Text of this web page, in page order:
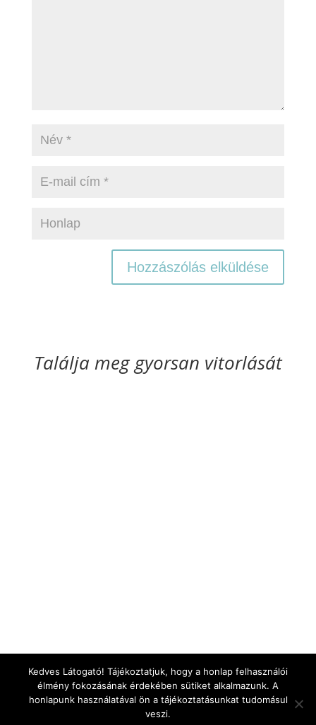
Találja meg gyorsan vitorlását
Kedves Látogató! Tájékoztatjuk, hogy a honlap felhasználói
élmény fokozásának érdekében sütiket alkalmazunk. A
honlapunk használatával ön a tájékoztatásunkat tudomásul
veszi.